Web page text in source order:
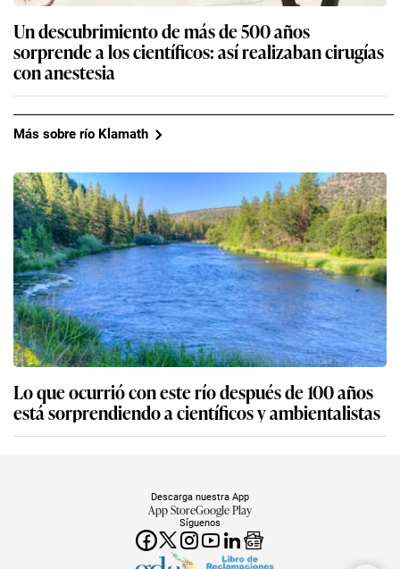
Un descubrimiento de más de 500 años
sorprende a los científicos: así realizaban cirugías
con anestesia
Más sobre río Klamath
Lo que ocurrió con este río después de 100 años
está sorprendiendo a científicos y ambientalistas
Síguenos
Descarga nuestra App
App StoreGoogle Play